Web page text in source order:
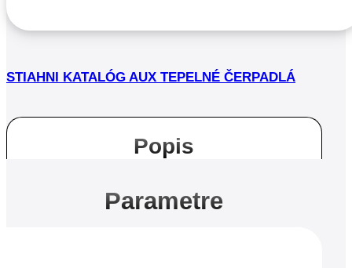
6,3kW
STIAHNI KATALÓG AUX TEPELNÉ ČERPADLÁ
Popis
Parametre